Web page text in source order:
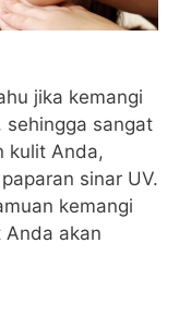
jika kemangi
sehingga sangat
kulit Anda,
sinar UV.
kemangi
Anda akan